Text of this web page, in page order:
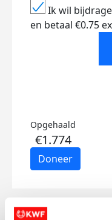
Ik wil
en betaal €0.75
Opgehaald
€1.774
Doneer